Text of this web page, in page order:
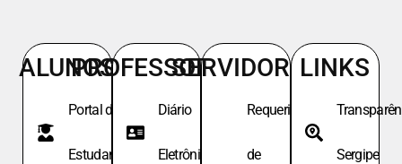
ALUNOS
Portal do
Estudante
PROFESSORES
Diário
Eletrônico
SERVIDORES
Requeri.
de
LINKS
Sergipe